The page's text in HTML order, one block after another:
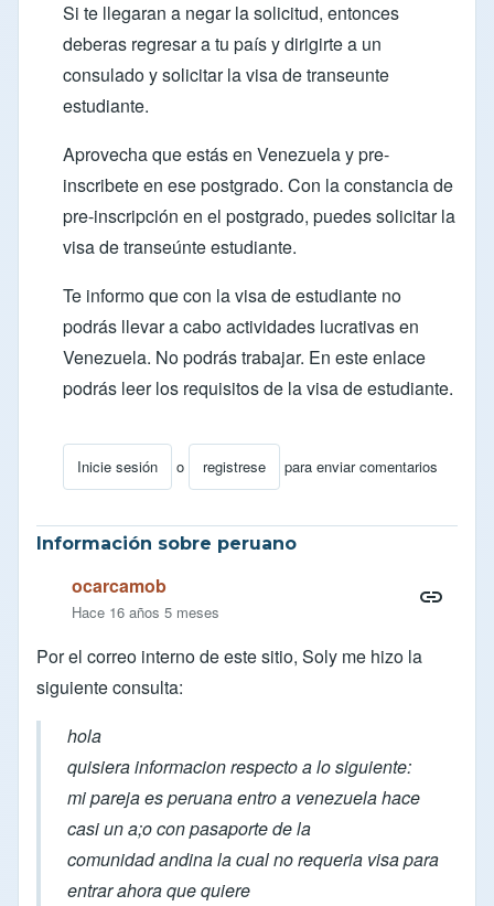
Si te llegaran a negar la solicitud, entonces
deberas regresar a tu país y dirigirte a un
consulado y solicitar la visa de transeunte
estudiante.
Aprovecha que estás en Venezuela y pre-
inscribete en ese postgrado. Con la constancia de
pre-inscripción en el postgrado, puedes solicitar la
visa de transeúnte estudiante.
Te informo que con la visa de estudiante no
podrás llevar a cabo actividades lucrativas en
Venezuela. No podrás trabajar. En esteenlace
podrás leer los requisitos de la visa de estudiante.
Inicie sesión o registrese para enviar comentarios
En respuesta a como obtener una visa estudiantil o
Información sobre peruano
ocarcamob
Hace 16 años 5 meses
Por el correo interno de este sitio, Soly me hizo la
siguiente consulta:
hola
quisiera informacion respecto a lo siguiente:
mi pareja es peruana entro a venezuela hace
casi un a;o con pasaporte de la
comunidad andina la cual no requeria visa para
entrar ahora que quiere